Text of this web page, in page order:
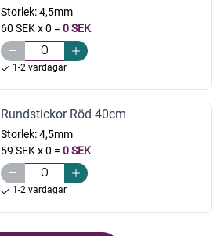
Storlek:4,5mm
60 SEK x 0 = 0 SEK
1-2 vardagar
Rundstickor Röd 40cm
Storlek:4,5mm
59 SEK x 0 = 0 SEK
1-2 vardagar